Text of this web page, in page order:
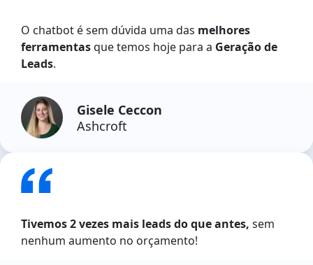
O chatbot é sem dúvida uma das melhores
ferramentasque temos hoje para a Geração de
Leads.
Gisele Ceccon
Ashcroft
Tivemos 2 vezes mais leads do que antes, sem
nenhum aumento no orçamento!